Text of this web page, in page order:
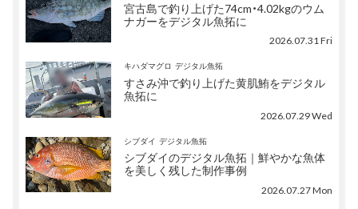
宮古島で釣り上げた74cm・4.02kgのウム
ナガーをデジタル魚拓に
2026.07.31 Fri
キハダマグロ デジタル魚拓
すさみ沖で釣り上げた黄肌鮪をデジタル
魚拓に
2026.07.29 Wed
シブダイ デジタル魚拓
シブダイのデジタル魚拓｜鮮やかな魚体
を美しく残した制作事例
2026.07.27 Mon